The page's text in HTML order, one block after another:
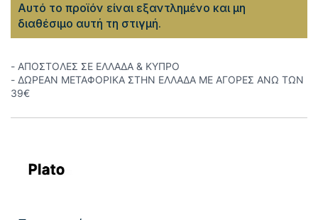
Αυτό το προϊόν είναι εξαντλημένο και μη
διαθέσιμο αυτή τη στιγμή.
- ΑΠΟΣΤΟΛΕΣ ΣΕ ΕΛΛΑΔΑ & ΚΥΠΡΟ
- ΔΩΡΕΑΝ ΜΕΤΑΦΟΡΙΚΑ ΣΤΗΝ ΕΛΛΑΔΑ ΜΕ ΑΓΟΡΕΣ ΑΝΩ ΤΩΝ
39€